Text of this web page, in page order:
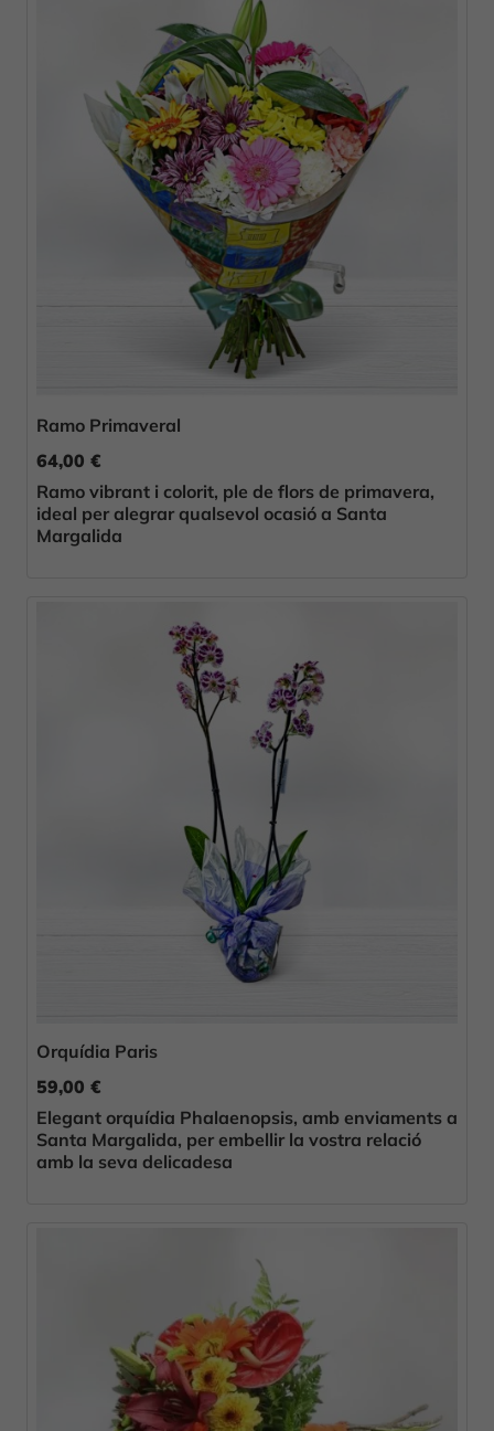
Ramo Primaveral
64,00 €
Ramo vibrant i colorit, ple de flors de primavera,
ideal per alegrar qualsevol ocasió a Santa
Margalida
Orquídia Paris
59,00 €
Elegant orquídia Phalaenopsis, amb enviaments a
Santa Margalida, per embellir la vostra relació
amb la seva delicadesa